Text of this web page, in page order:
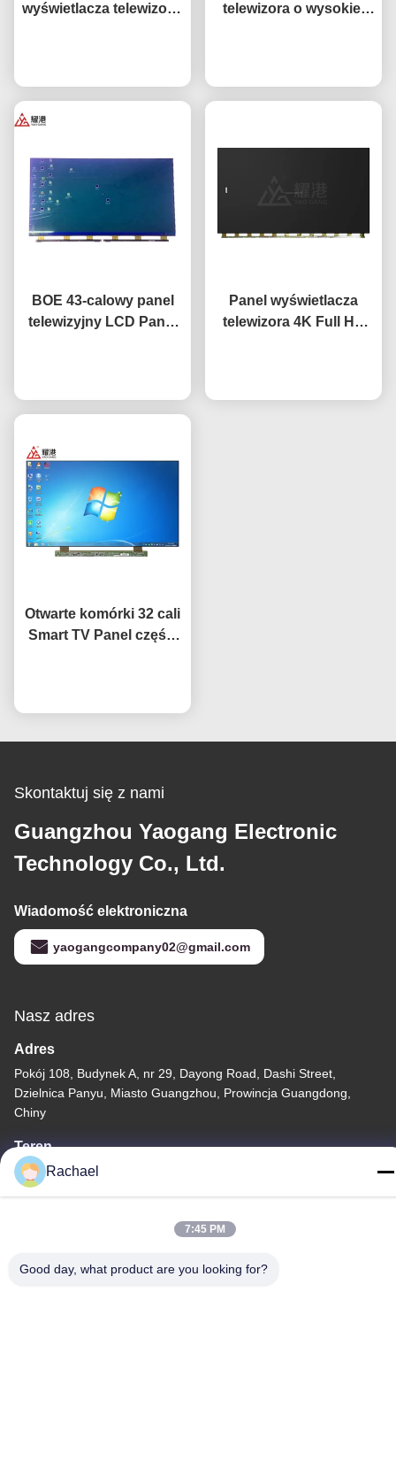
wyświetlacza telewizora,
telewizora o wysokiej
BOE 43-calowy panel
telewizyjny LCD Panel
Panel wyświetlacza
telewizora 4K Full HD
Otwarte komórki 32 cali
Smart TV Panel części
Skontaktuj się z nami
Guangzhou Yaogang Electronic
Technology Co., Ltd.
Wiadomość elektroniczna
yaogangcompany02@gmail.com
Nasz adres
Adres
Pokój 108, Budynek A, nr 29, Dayong Road, Dashi Street,
Dzielnica Panyu, Miasto Guangzhou, Prowincja Guangdong,
Chiny
Teren
0086-15112103717
Rachael
7:45 PM
Good day, what product are you looking for?